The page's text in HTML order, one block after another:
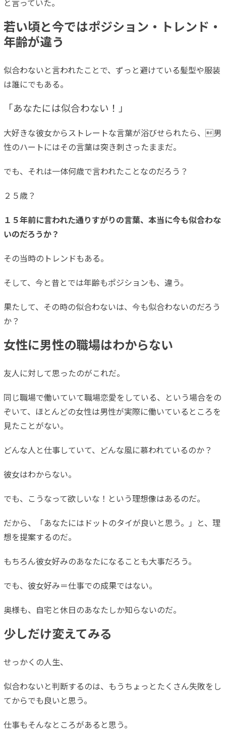
と言っていた。
若い頃と今ではポジション・トレンド・
年齢が違う
似合わないと言われたことで、ずっと避けている髪型や服装
は誰にでもある。
「あなたには似合わない！」
大好きな彼女からストレートな言葉が浴びせられたら、男
性のハートにはその言葉は突き刺さったままだ。
でも、それは一体何歳で言われたことなのだろう？
２５歳？
１５年前に言われた通りすがりの言葉、本当に今も似合わな
いのだろうか？
その当時のトレンドもある。
そして、今と昔とでは年齢もポジションも、違う。
果たして、その時の似合わないは、今も似合わないのだろう
か？
女性に男性の職場はわからない
友人に対して思ったのがこれだ。
同じ職場で働いていて職場恋愛をしている、という場合をの
ぞいて、ほとんどの女性は男性が実際に働いているところを
見たことがない。
どんな人と仕事していて、どんな風に慕われているのか？
彼女はわからない。
でも、こうなって欲しいな！という理想像はあるのだ。
だから、「あなたにはドットのタイが良いと思う。」と、理
想を提案するのだ。
もちろん彼女好みのあなたになることも大事だろう。
でも、彼女好み＝仕事での成果ではない。
奥様も、自宅と休日のあなたしか知らないのだ。
少しだけ変えてみる
せっかくの人生、
似合わないと判断するのは、もうちょっとたくさん失敗をし
てからでも良いと思う。
仕事もそんなところがあると思う。